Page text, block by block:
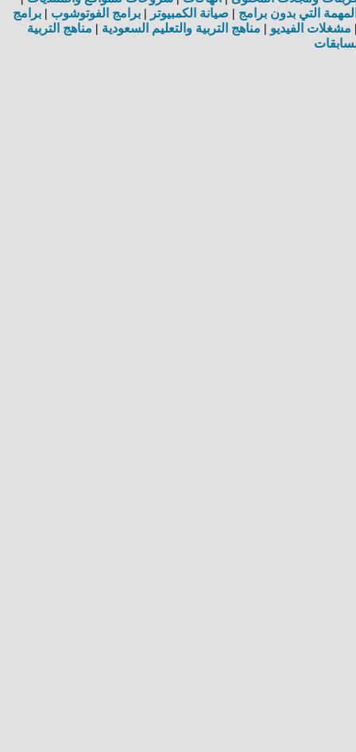
التي بدون برامج | صيانة الكمبيوتر |برامج الفوتوشوب |برامج
مشغلات الفيديو | مناهج التربية والتعليم السعودية | مناهج التربية